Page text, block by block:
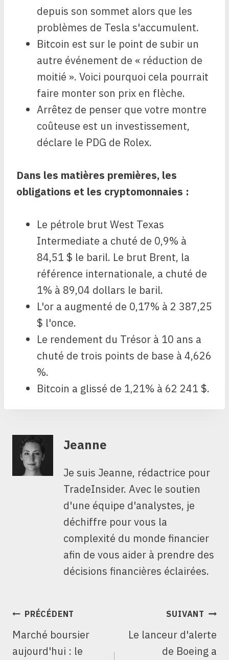
depuis son sommet alors que les
problèmes de Tesla s'accumulent.
Bitcoin est sur le point de subir un
autre événement de « réduction de
moitié ». Voici pourquoi cela pourrait
faire monter son prix en flèche.
Arrêtez de penser que votre montre
coûteuse est un investissement,
déclare le PDG de Rolex.
Dans les matières premières, les
obligations et les cryptomonnaies :
Le pétrole brut West Texas
Intermediate a chuté de 0,9% à
84,51 $ le baril. Le brut Brent, la
référence internationale, a chuté de
1% à 89,04 dollars le baril.
L'or a augmenté de 0,17% à 2 387,25
$ l'once.
Le rendement du Trésor à 10 ans a
chuté de trois points de base à 4,626
%.
Bitcoin a glissé de 1,21% à 62 241 $.
Jeanne
Je suis Jeanne, rédactrice pour
TradeInsider. Avec le soutien
d'une équipe d'analystes, je
déchiffre pour vous la
complexité du monde financier
afin de vous aider à prendre des
décisions financières éclairées.
NAVIGATION
L’ARTICLE
PRÉCÉDENT
Marché boursier
aujourd'hui : le
SUIVANT
Le lanceur d'alerte
de Boeing a